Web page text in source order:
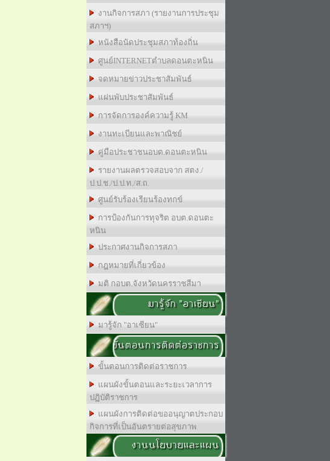
งานกิจการสภา (รายงานการประชุม
สภาฯ)
หนังสือนัดประชุมสภาท้องถิ่น
ศูนย์INTERNETตำบลดอนตะหนิน
จดหมายข่าวประชาสัมพันธ์
แผ่นพับประชาสัมพันธ์
การจัดการองค์ความรู้ KM
งานทะเบียนและพาณิชย์
คู่มือประชาชนอบต.ดอนตะหนิน
รายงานผลตรวจสอบจาก สตง./
ป.ป.ช./ป.ป.ท./ส.ถ.
ศูนย์รับร้องเรียนร้องทกข์
การป้องกันการทุจริต อบต.ดอนตะ
หนิน
ประกาศงานกิจการสภา
กฎหมายที่เกี่ยวข้อง
มติ กอบต.จังหวัดนครราชสีมา
มารู้จัก "อาเซียน"
มารู้จัก "อาเซียน"
ขั้นตอนการติดต่อราชการ
ขั้นตอนการติดต่อราชการ
แผนผังขั้นตอนและระยะเวลาการ
ปฏิบัติราชการ
แผนผังการติดต่อขออนุญาตประกอบ
กิจการที่เป็นอันตรายต่อสุขภาพ
งานนโยบายและแผน